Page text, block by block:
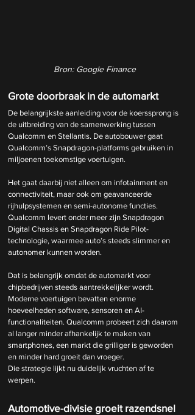
Bron: Google Finance
Grote doorbraak in de automarkt
De belangrijkste aanleiding voor de koerssprong is
de uitbreiding van de samenwerking tussen
Qualcomm en Stellantis. De autobouwer gaat
Qualcomm’s Snapdragon-platforms gebruiken in
miljoenen toekomstige voertuigen.
Het gaat daarbij niet alleen om infotainment en
connectiviteit, maar ook om geavanceerde
rijhulpsystemen en semi-autonome functies.
Qualcomm levert onder meer zijn Snapdragon
Digital Chassis en Snapdragon Ride Pilot-
technologie, waarmee auto’s steeds slimmer en
autonomer kunnen worden.
Dat is belangrijk omdat de automarkt voor
chipbedrijven steeds aantrekkelijker wordt.
Moderne voertuigen bevatten enorme
hoeveelheden software, sensoren en AI-
functionaliteiten. Qualcomm probeert zich daarom
al langer minder afhankelijk te maken van
smartphones, een markt die grilliger is geworden
en minder hard groeit dan vroeger.
Die strategie lijkt nu duidelijk vruchten af te
werpen.
Automotive-divisie groeit razendsnel